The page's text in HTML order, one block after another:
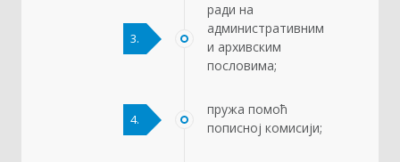
3.
ради на
административним
и архивским
пословима;
4.
пружа помоћ
пописној комисији;